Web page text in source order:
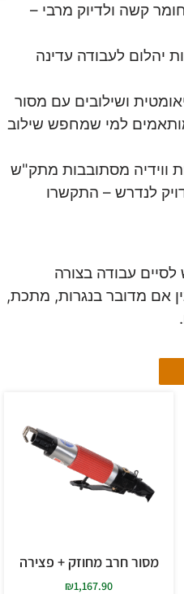
קשה ולדיוק מרבי –
לעבודה עדינה
ושילובים עם מסור
למי שמחפש שילוב
ווידיה מסתובבות מתק"ש
לנדרש – התקשרו
עבודה בצורה
אם מדובר בנגרות, מתכת,
מסור חרב מחוזק + פצירה
₪1,167.90